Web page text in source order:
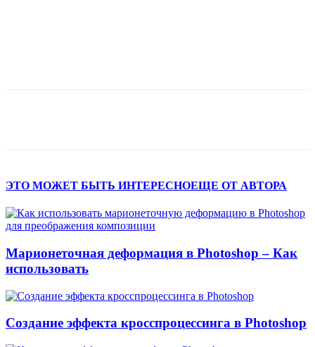
ЭТО МОЖЕТ БЫТЬ ИНТЕРЕСНОЕЩЕ ОТ АВТОРА
Марионеточная деформация в Photoshop – Как
использовать
Создание эффекта кросспроцессинга в Photoshop